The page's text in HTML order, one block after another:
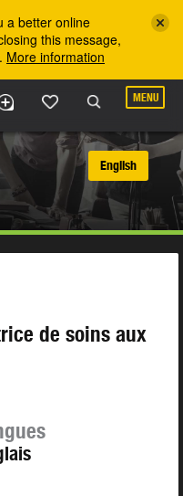
a better online
this message,
More information
MENU
English
de soins aux